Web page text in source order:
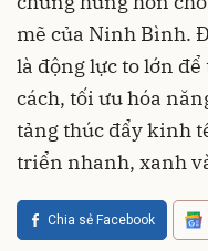
mẽ của Ninh Bình.
là động lực to lớn
cách, tối ưu hóa
tảng thúc đẩy kinh
triển nhanh, xanh
Chia sẻ Facebook